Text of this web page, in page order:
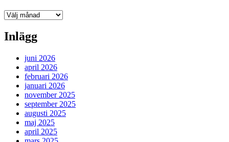
Arkiv
Inlägg
juni 2026
april 2026
februari 2026
januari 2026
november 2025
september 2025
augusti 2025
maj 2025
april 2025